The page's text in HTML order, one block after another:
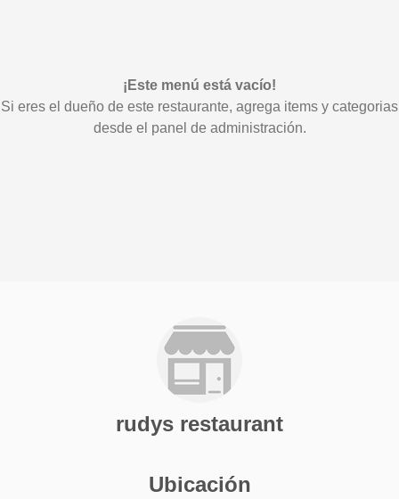
¡Este menú está vacío!
Si eres el dueño de este restaurante, agrega items y categorias
desde el panel de administración.
rudys restaurant
Ubicación